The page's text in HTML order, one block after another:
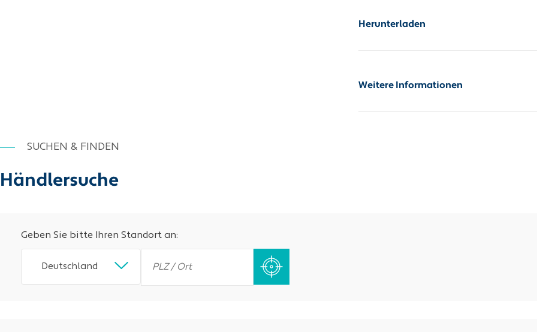
Herunterladen
Sicherheitsdatenblatt
Weitere Informationen
SUCHEN & FINDEN
Händlersuche
Geben Sie bitte Ihren Standort an:
Deutschland